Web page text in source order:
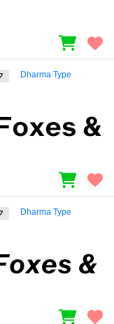
Dharma Type
Dharma Type